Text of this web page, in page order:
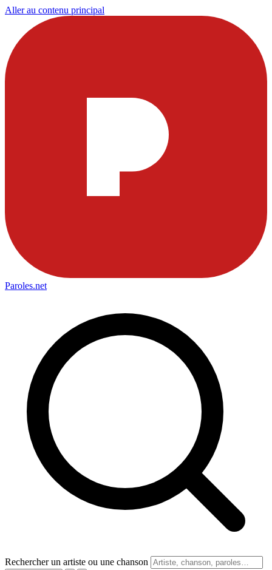
Aller au contenu principal
Paroles.net
Rechercher un artiste ou une chanson